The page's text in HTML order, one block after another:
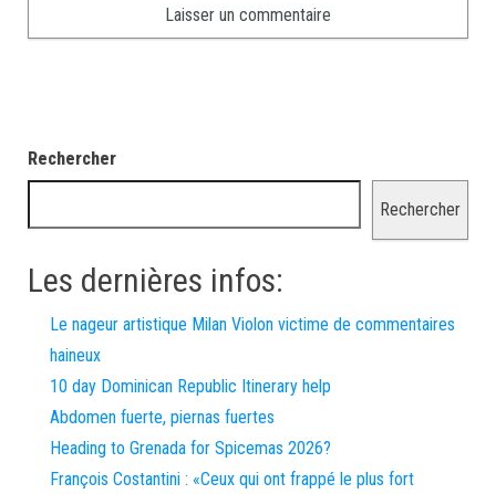
Rechercher
Rechercher
Les dernières infos:
Le nageur artistique Milan Violon victime de commentaires
haineux
10 day Dominican Republic Itinerary help
Abdomen fuerte, piernas fuertes
Heading to Grenada for Spicemas 2026?
François Costantini : «Ceux qui ont frappé le plus fort